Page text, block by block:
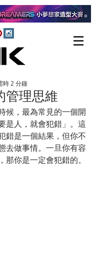
管理思維
時 2 分鐘
候，最為常見的一個開
是人，就會犯錯」。這
錯是一個結果，但你不
去做事情。一旦你有容
那你是一定會犯錯的。